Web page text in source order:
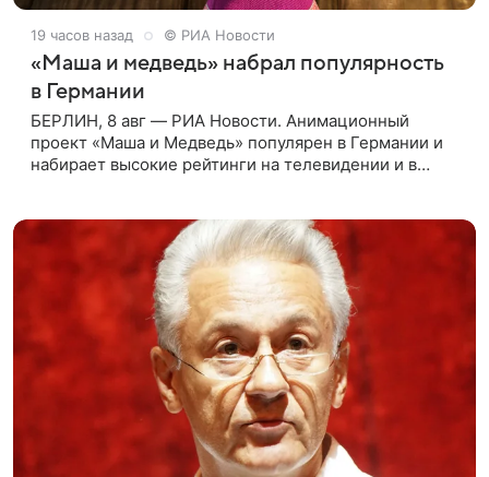
19 часов назад © РИА Новости
«Маша и медведь» набрал популярность
в Германии
БЕРЛИН, 8 авг — РИА Новости. Анимационный
проект «Маша и Медведь» популярен в Германии и
набирает высокие рейтинги на телевидении и в